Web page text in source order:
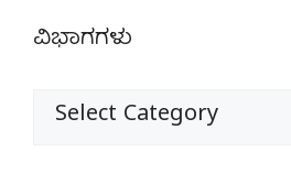
ವಿಭಾಗಗಳು
ವಿಭಾಗಗಳು